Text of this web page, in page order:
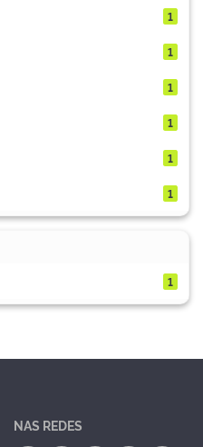
1
1
1
1
1
1
1
NAS REDES